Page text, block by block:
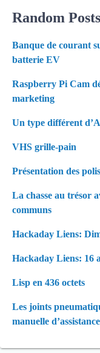
Random Posts
Banque de courant
batterie EV
Raspberry Pi Cam
marketing
Un type différent
VHS grille-pain
Présentation des
La chasse au trésor
communs
Hackaday Liens:
Hackaday Liens: 16
Lisp en 436 octets
Les joints
manuelle d’assistance